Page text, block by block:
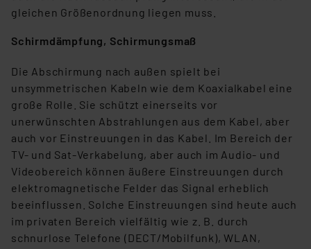
Die Rechtmäßigkeit der Speicherung, Abrufung und
Analyse bis zum Zeitpunkt des Widerrufs bleibt hiervon
führen, dass die Einstellungen nicht längerfristig
gespeichert werden und dieses Banner erneut
angezeigt wird.
„Einige Drittanbieter verarbeiten personenbezogene
Daten in den USA. Ihre Einwilligung zur Einbindung von
Cookies dieser Drittanbieter umfasst daher ggf. auch
die Verarbeitung Ihrer Daten in den USA gemäß Art. 49
(1) lit. a DSGVO. Nähere Infos zu diesen Drittanbietern
und zu der jeweiligen Datenübermittlung erhalten Sie in
der Datenschutzerklärung. Für die USA besteht kein
gleichen Größenordnung liegen muss.
Schirmdämpfung, Schirmungsmaß
Die Abschirmung nach außen spielt bei
unsymmetrischen Kabeln wie dem Koaxialkabel eine
große Rolle. Sie schützt einerseits vor
unerwünschten Abstrahlungen aus dem Kabel, aber
auch vor Einstreuungen in das Kabel. Im Bereich der
TV- und Sat-Verkabelung, aber auch im Audio- und
Videobereich können äußere Einstreuungen durch
elektromagnetische Felder das Signal erheblich
beeinflussen. Solche Einstreuungen sind heute auch
im privaten Bereich vielfältig wie z. B. durch
schnurlose Telefone (DECT/Mobilfunk), WLAN,